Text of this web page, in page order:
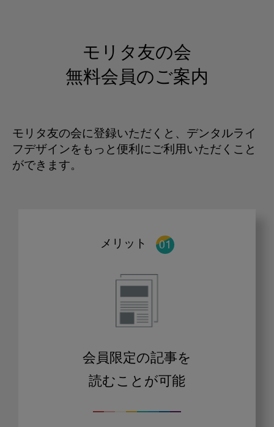
モリタ友の会
無料会員のご案内
モリタ友の会に登録いただくと、デンタルライ
フデザインをもっと便利にご利用いただくこと
ができます。
メリット
会員限定の記事を
読むことが可能